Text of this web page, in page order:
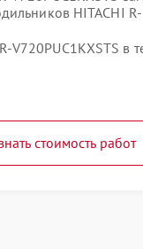
HITACHI R-
в
стоимость работ